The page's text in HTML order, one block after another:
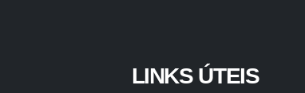
LINKS ÚTEIS